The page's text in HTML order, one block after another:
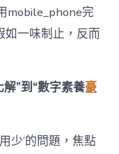
mobile_phone完
如一味制止，反而
”到“數字素養豪
少’的問題，焦點